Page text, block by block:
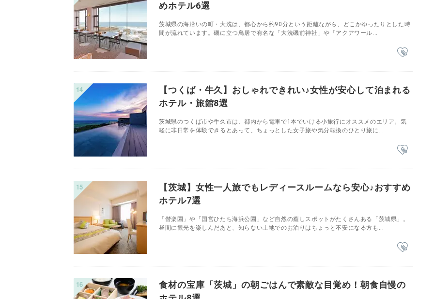
めホテル6選
茨城県の海沿いの町・大洗は、都心から約90分という距離ながら、どこかゆったりとした時
間が流れています。磯に立つ鳥居で有名な「大洗磯前神社」や「アクアワール...
【つくば・牛久】おしゃれできれい♪女性が安心して泊まれる
ホテル・旅館8選
茨城県のつくば市や牛久市は、都内から電車で1本でいける小旅行にオススメのエリア。気
軽に非日常を体験できるとあって、ちょっとした女子旅や気分転換のひとり旅に...
【茨城】女性一人旅でもレディースルームなら安心♪おすすめ
ホテル7選
「偕楽園」や「国営ひたち海浜公園」など自然の癒しスポットがたくさんある「茨城県」。
昼間に観光を楽しんだあと、知らない土地でのお泊りはちょっと不安になる方も...
食材の宝庫「茨城」の朝ごはんで素敵な目覚め！朝食自慢の